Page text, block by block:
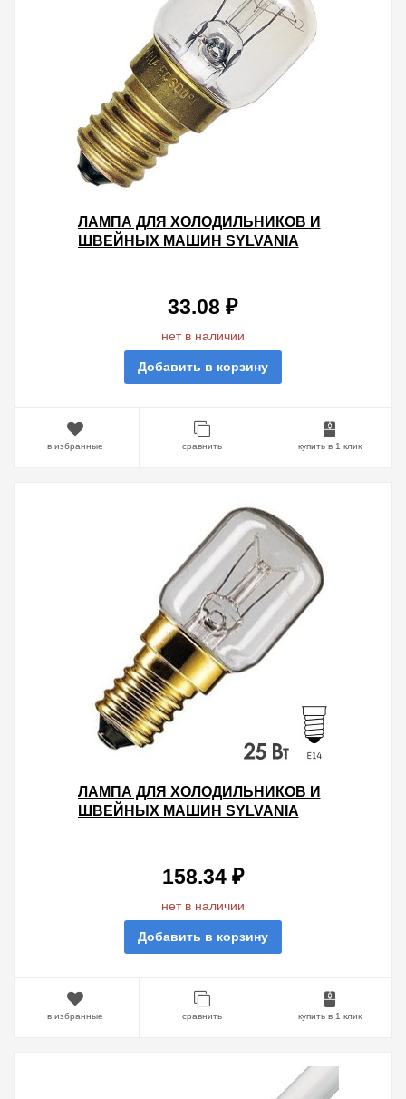
ЛАМПА ДЛЯ ХОЛОДИЛЬНИКОВ И
ШВЕЙНЫХ МАШИН SYLVANIA
33.08 ₽
нет в наличии
Добавить в корзину
в избранные сравнить купить в 1 клик
ЛАМПА ДЛЯ ХОЛОДИЛЬНИКОВ И
ШВЕЙНЫХ МАШИН SYLVANIA
158.34 ₽
нет в наличии
Добавить в корзину
в избранные сравнить купить в 1 клик